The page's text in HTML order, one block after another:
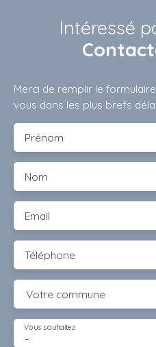
Intéressé
Merci de remplir le
vous dans les plus brefs
Prénom
Nom
Email
Téléphone
Votre commune
-
Vous souhaitez